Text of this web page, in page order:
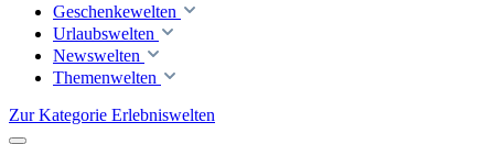
Geschenkewelten
Urlaubswelten
Newswelten
Themenwelten
Zur Kategorie Erlebniswelten